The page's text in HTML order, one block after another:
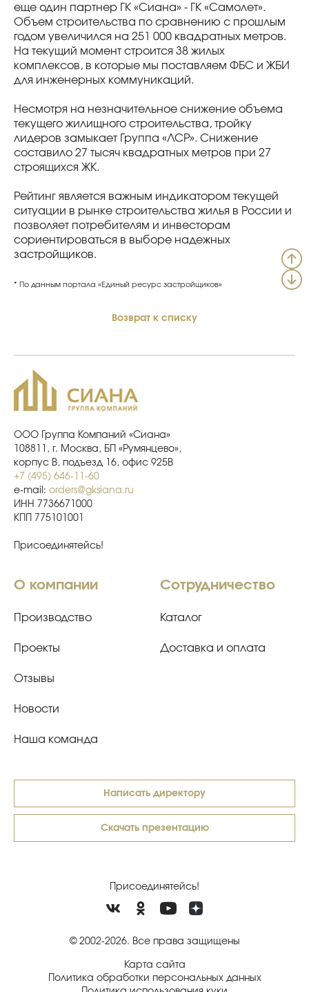
еще один партнер ГК «Сиана» - ГК «Самолет».
Объем строительства по сравнению с прошлым
годом увеличился на 251 000 квадратных метров.
На текущий момент строится 38 жилых
комплексов, в которые мы поставляем ФБС и ЖБИ
для инженерных коммуникаций.
Несмотря на незначительное снижение объема
текущего жилищного строительства, тройку
лидеров замыкает Группа «ЛСР». Снижение
составило 27 тысяч квадратных метров при 27
строящихся ЖК.
Рейтинг является важным индикатором текущей
ситуации в рынке строительства жилья в России и
позволяет потребителям и инвесторам
сориентироваться в выборе надежных
застройщиков.
* По данным портала «Единый ресурс застройщиков»
Возврат к списку
ООО Группа Компаний «Сиана»
108811, г. Москва, БП «Румянцево»,
корпус В, подъезд 16, офис 925В
+7 (495) 646-11-60
e-mail: orders@gksiana.ru
ИНН 7736671000
КПП 775101001
Присоединятейсь!
О компании
Производство
Проекты
Отзывы
Новости
Наша команда
Сотрудничество
Каталог
Доставка и оплата
Написать директору
Скачать презентацию
Присоединятейсь!
© 2002-2026. Все права защищены
Карта сайта
Политика обработки персональных данных